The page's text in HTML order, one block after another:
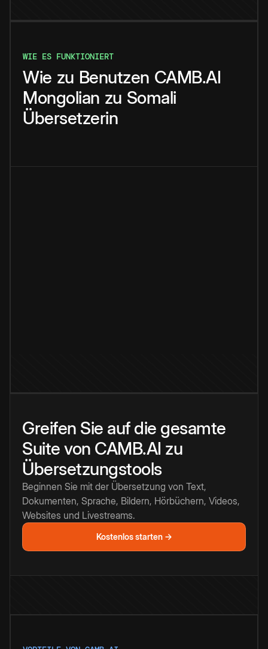
WIE ES FUNKTIONIERT
Wie zu Benutzen CAMB.AI
Mongolian zu Somali
Übersetzerin
Greifen Sie auf die gesamte
Suite von CAMB.AI zu
Übersetzungstools
Beginnen Sie mit der Übersetzung von Text,
Dokumenten, Sprache, Bildern, Hörbüchern, Videos,
Websites und Livestreams.
Kostenlos starten →